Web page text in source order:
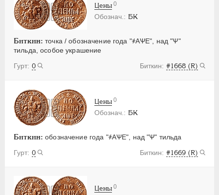
БК
Биткин: точка / обозначение года "҂АѰЕ", над "Ѱ"
тильда, особое украшение
0
#1668 (R)
Цены 0
БК
Биткин: обозначение года "҂АѰЕ", над "Ѱ" тильда
0
#1669 (R)
Цены 0
Цены 0